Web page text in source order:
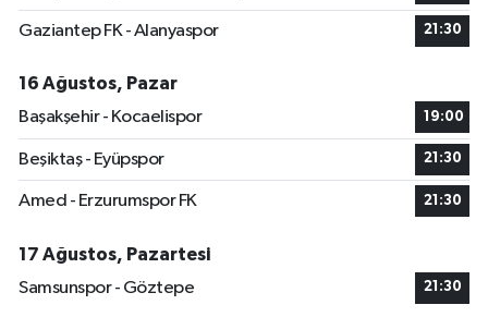
Gaziantep FK - Alanyaspor 21:30
16 Ağustos, Pazar
Başakşehir - Kocaelispor
19:00
Beşiktaş - Eyüpspor 21:30
Amed - Erzurumspor FK 21:30
17 Ağustos, Pazartesi
Samsunspor - Göztepe
21:30